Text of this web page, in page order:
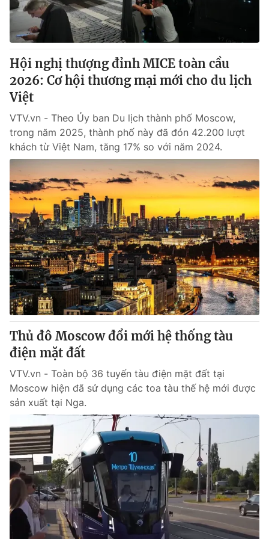
Sản phẩm
Thị trường
Tư vấn
Lịch phát sóng
Chuyên mục khác
Emagazine
Photo Infographic
Video Shorts video
VTV Money VTV Thể thao
VTV Sức khoẻ Bất động sản
Thị trường 24h Tấm lòng Việt
VTV4 Vươn mình bằng AI
VTV9
Liên hệ tòa soạn English
THỜI BÁO VTV
Theo dõi báo trên
Cơ quan chủ quản:Đài Truyền hình Việt Nam
Cơ quan báo chí: Thời báo VTV
Hội nghị thượng đỉnh MICE toàn cầu
2026: Cơ hội thương mại mới cho du lịch
Việt
VTV.vn - Theo Ủy ban Du lịch thành phố Moscow,
trong năm 2025, thành phố này đã đón 42.200 lượt
khách từ Việt Nam, tăng 17% so với năm 2024.
Thủ đô Moscow đổi mới hệ thống tàu
điện mặt đất
VTV.vn - Toàn bộ 36 tuyến tàu điện mặt đất tại
Moscow hiện đã sử dụng các toa tàu thế hệ mới được
sản xuất tại Nga.